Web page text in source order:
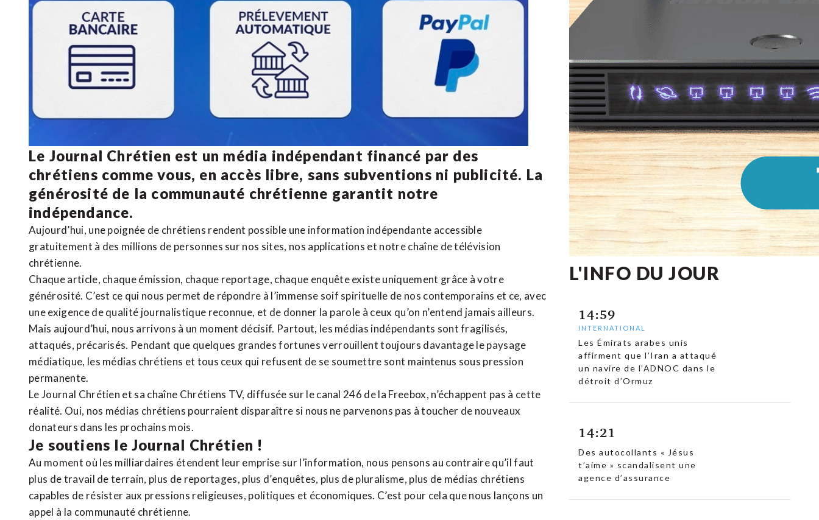
Le Journal Chrétien est un média indépendant financé par des
chrétiens comme vous, en accès libre, sans subventions ni publicité. La
générosité de la communauté chrétienne garantit notre
indépendance.
Aujourd’hui, une poignée de chrétiens rendent possible une information indépendante accessible
gratuitement à des millions de personnes sur nos sites, nos applications et notrechaîne de télévision
chrétienne.
Chaque article, chaque émission, chaque reportage, chaque enquête existe uniquement grâce à votre
générosité. C’est ce qui nous permet de répondre à l’immense soif spirituelle de nos contemporains et ce, avec
une exigence de qualité journalistique reconnue, et de donner la parole à ceux qu’on n’entend jamais ailleurs.
Mais aujourd’hui, nous arrivons à un moment décisif. Partout, les médias indépendants sont fragilisés,
attaqués, précarisés. Pendant que quelques grandes fortunes verrouillent toujours davantage le paysage
médiatique, les médias chrétiens et tous ceux qui refusent de se soumettre sont maintenus sous pression
permanente.
Le Journal Chrétien et sa chaîne Chrétiens TV, diffusée sur le canal 246 de la Freebox, n’échappent pas à cette
réalité. Oui, nos médias chrétiens pourraient disparaître si nous ne parvenons pas à toucher de nouveaux
donateurs dans les prochains mois.
Je soutiens le Journal Chrétien !
Au moment où les milliardaires étendent leur emprise sur l’information, nous pensons au contraire qu’il faut
plus de travail de terrain, plus de reportages, plus d’enquêtes, plus de pluralisme, plus de médias chrétiens
capables de résister aux pressions religieuses, politiques et économiques. C’est pour cela que nous lançons un
appel à la communauté chrétienne.
L'INFO DU JOUR
14:59
INTERNATIONAL
Les Émirats arabes unis
affirment que l’Iran a attaqué
un navire de l’ADNOC dans le
détroit d’Ormuz
14:21
Des autocollants « Jésus
t’aime » scandalisent une
agence d’assurance